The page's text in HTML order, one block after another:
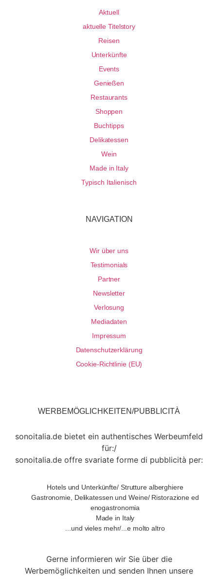
Aktuell
aktuelle Titelstory
Reisen
Unterkünfte
Events
Genießen
Restaurants
Shoppen
Buchtipps
Delikatessen
Wein
Made in Italy
Typisch Italienisch
NAVIGATION
Wir über uns
Testimonials
Partner
Newsletter
Verlosung
Mediadaten
Impressum
Datenschutzerklärung
Cookie-Richtlinie (EU)
WERBEMÖGLICHKEITEN/PUBBLICITÀ
sonoitalia.de bietet ein authentisches Werbeumfeld
für:/
sonoitalia.de offre svariate forme di pubblicità per:
Hotels und Unterkünfte/ Strutture alberghiere
Gastronomie, Delikatessen und Weine/ Ristorazione ed
enogastronomia
Made in Italy
...und vieles mehr/...e molto altro
Gerne informieren wir Sie über die
Werbemöglichkeiten und senden Ihnen unsere